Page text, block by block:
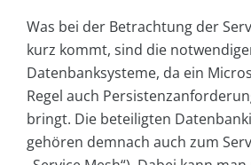
Was bei der Betrachtung der
kurz kommt, sind die
Datenbanksysteme, da ein
Regel auch
bringt. Die beteiligten
gehören demnach auch zum